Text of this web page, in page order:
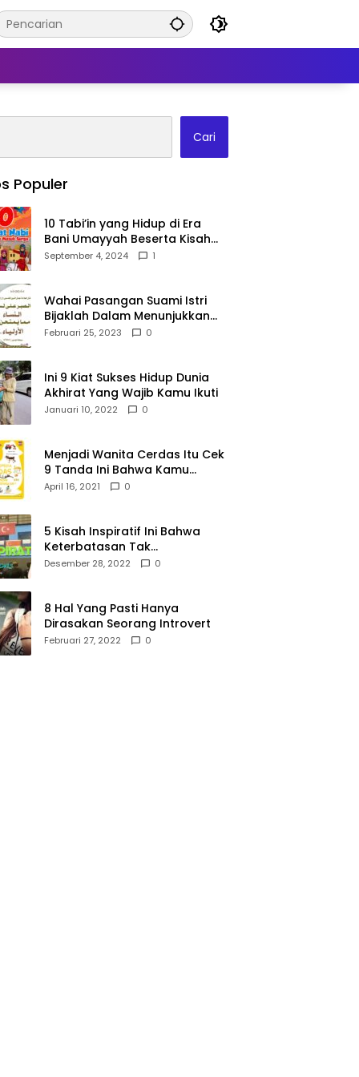
Cari
Populer
10 Tabi’in yang Hidup di Era
Bani Umayyah Beserta Kisah
Teladan Mereka!
September 4, 2024 1
Wahai Pasangan Suami Istri
Bijaklah Dalam Menunjukkan
Kebahagiaanmu Di Publik
Februari 25, 2023 0
Ini 9 Kiat Sukses Hidup Dunia
Akhirat Yang Wajib Kamu Ikuti
Januari 10, 2022 0
Menjadi Wanita Cerdas Itu Cek
9 Tanda Ini Bahwa Kamu
Memang Wanita Cerdas
April 16, 2021 0
5 Kisah Inspiratif Ini Bahwa
Keterbatasan Tak
Menghalangi Segalanya
Desember 28, 2022 0
8 Hal Yang Pasti Hanya
Dirasakan Seorang Introvert
Februari 27, 2022 0